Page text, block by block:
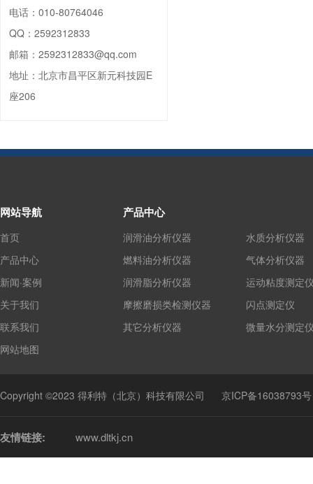
电话： 010-80764046
QQ： 2592312833
邮箱： 2592312833@qq.com
地址： 北京市昌平区新元科技园E
座206
网站导航
首页
产品中心
新闻·案例
关于我们
联系我们
网站地图
产品中心
润滑油分析仪器
燃料油分析仪器
润滑脂分析仪器
摩擦磨损类检测仪器
其它分析仪器
水质分析仪器
气体分析仪器
运动粘度测定
闪点测定仪
微量水分测定
Copyright ©2023 得利特（北京）科技有限公司 京ICP备16038793号
友情链接: www.dltkj.cn